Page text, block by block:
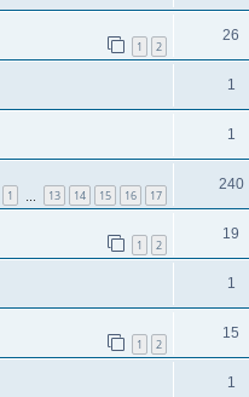
1 2
26
1
1
1 13 14 15 16 17
240
1 2
19
1
1 2
15
1